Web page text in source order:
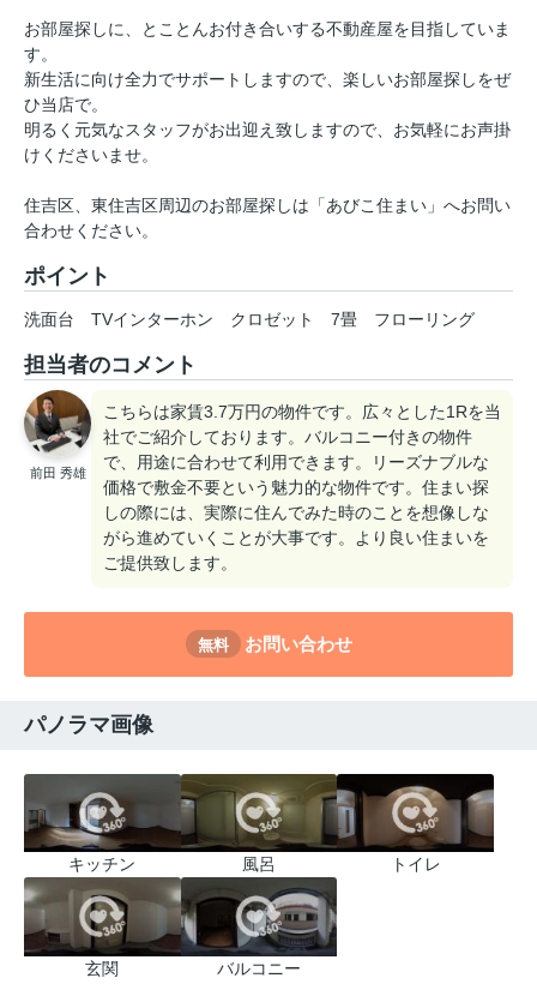
お部屋探しに、とことんお付き合いする不動産屋を目指していま
す。
新生活に向け全力でサポートしますので、楽しいお部屋探しをぜ
ひ当店で。
明るく元気なスタッフがお出迎え致しますので、お気軽にお声掛
けくださいませ。
住吉区、東住吉区周辺のお部屋探しは「あびこ住まい」へお問い
合わせください。
ポイント
洗面台 TVインターホン クロゼット 7畳 フローリング
担当者のコメント
前田 秀雄
こちらは家賃3.7万円の物件です。広々とした1Rを当
社でご紹介しております。バルコニー付きの物件
で、用途に合わせて利用できます。リーズナブルな
価格で敷金不要という魅力的な物件です。住まい探
しの際には、実際に住んでみた時のことを想像しな
がら進めていくことが大事です。より良い住まいを
ご提供致します。
無料 お問い合わせ
パノラマ画像
キッチン 風呂 トイレ
玄関 バルコニー